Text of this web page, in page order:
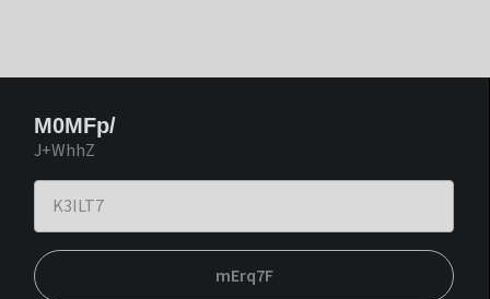
M0MFp/
J+WhhZ
mErq7F